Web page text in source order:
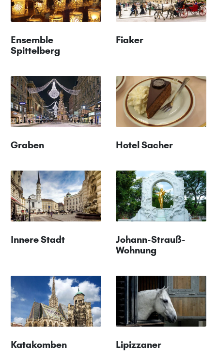
Ensemble
Spittelberg
Fiaker
Graben Hotel Sacher
Innere Stadt
Johann-Strauß-
Wohnung
Katakomben Lipizzaner